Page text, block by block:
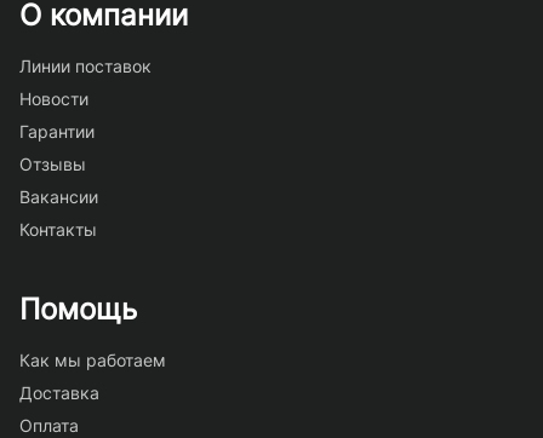
О компании
Линии поставок
Новости
Гарантии
Отзывы
Вакансии
Контакты
Помощь
Как мы работаем
Доставка
Оплата